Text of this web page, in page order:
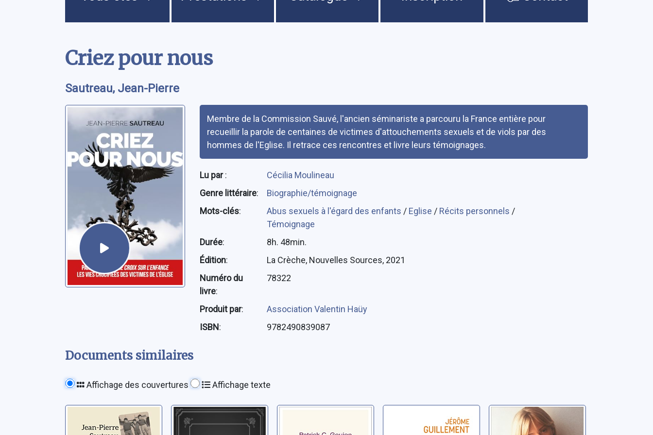
Criez pour nous
Sautreau, Jean-Pierre
Membre de la Commission Sauvé, l'ancien séminariste a parcouru la France entière pour
recueillir la parole de centaines de victimes d'attouchements sexuels et de viols par des
hommes de l'Eglise. Il retrace ces rencontres et livre leurs témoignages.
Lu par:
Cécilia Moulineau
Genre littéraire:
Biographie/témoignage
Mots-clés: Abus sexuels à l'égard des enfants / Eglise / Récits personnels /
Témoignage
Durée:
8h. 48min.
Édition:
La Crèche, Nouvelles Sources, 2021
Numéro du
livre:
78322
Produit par:
Association Valentin Haüy
ISBN: 9782490839087
Documents similaires
Affichage des couvertures Affichage texte
Une croix sur
l'enfance en
Dans le jardin de
mon père
En mon corps
meurtri: chemins
La consolation
Flament, Flavie